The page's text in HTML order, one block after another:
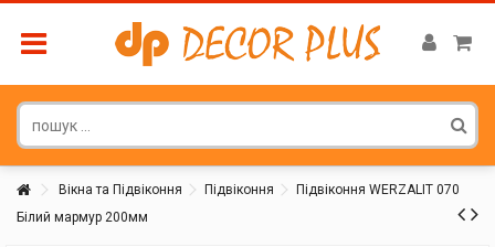
Вікна та Підвіконня Підвіконня
Підвіконня WERZALIT 070
Білий мармур 200мм